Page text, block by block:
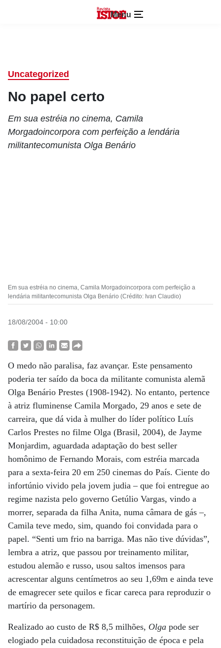
Menu
Uncategorized
No papel certo
Em sua estréia no cinema, Camila
Morgadoincorpora com perfeição a lendária
militantecomunista Olga Benário
Em sua estréia no cinema, Camila Morgadoincorpora com perfeição a
lendária militantecomunista Olga Benário (Crédito: Ivan Claudio)
18/08/2004 - 10:00
O medo não paralisa, faz avançar. Este pensamento
poderia ter saído da boca da militante comunista alemã
Olga Benário Prestes (1908-1942). No entanto, pertence
à atriz fluminense Camila Morgado, 29 anos e sete de
carreira, que dá vida à mulher do líder político Luís
Carlos Prestes no filme Olga (Brasil, 2004), de Jayme
Monjardim, aguardada adaptação do best seller
homônimo de Fernando Morais, com estréia marcada
para a sexta-feira 20 em 250 cinemas do País. Ciente do
infortúnio vivido pela jovem judia – que foi entregue ao
regime nazista pelo governo Getúlio Vargas, vindo a
morrer, separada da filha Anita, numa câmara de gás –,
Camila teve medo, sim, quando foi convidada para o
papel. “Senti um frio na barriga. Mas não tive dúvidas”,
lembra a atriz, que passou por treinamento militar,
estudou alemão e russo, usou saltos imensos para
acrescentar alguns centímetros ao seu 1,69m e ainda teve
de emagrecer sete quilos e ficar careca para reproduzir o
martírio da personagem.
Realizado ao custo de R$ 8,5 milhões, Olga pode ser
elogiado pela cuidadosa reconstituição de época e pela